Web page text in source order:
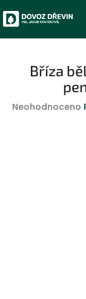
na
obsah
Bříza
Průměrné
Neohodnoceno